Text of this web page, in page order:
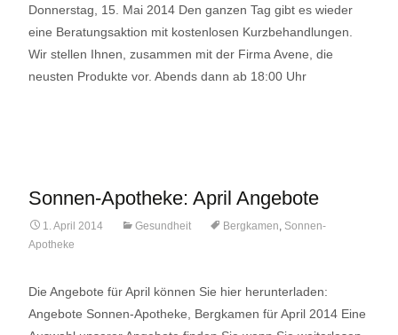
Donnerstag, 15. Mai 2014 Den ganzen Tag gibt es wieder
eine Beratungsaktion mit kostenlosen Kurzbehandlungen.
Wir stellen Ihnen, zusammen mit der Firma Avene, die
neusten Produkte vor. Abends dann ab 18:00 Uhr
Sonnen-Apotheke: April Angebote
1. April 2014 Gesundheit Bergkamen, Sonnen-
Apotheke
Die Angebote für April können Sie hier herunterladen:
Angebote Sonnen-Apotheke, Bergkamen für April 2014 Eine